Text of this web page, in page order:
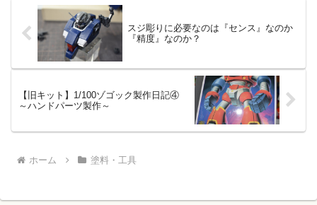
スジ彫りに必要なのは『センス』なのか
『精度』なのか？
【旧キット】1/100ゾゴック製作日記④
～ハンドパーツ製作～
ホーム 塗料・工具